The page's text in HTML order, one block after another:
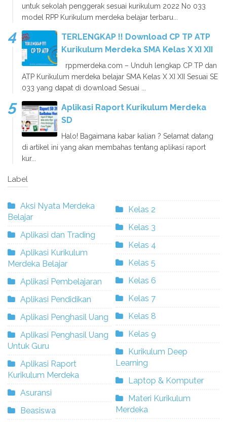
untuk sekolah penggerak sesuai kurikulum 2022 No 033
model RPP Kurikulum merdeka belajar terbaru...
TERLENGKAP !! Download CP TP ATP
Kurikulum Merdeka SMA Kelas X XI XII
rppmerdeka.com – Unduh lengkap CP TP dan
ATP Kurikulum merdeka belajar SMA Kelas X XI XII Sesuai SE
033 yang dapat di download Sesuai ...
Aplikasi Raport Kurikulum Merdeka
SD
Halo! Bagaimana kabar kalian ? Selamat datang
di artikel ini yang akan membahas tentang aplikasi raport
kur...
Label
Aksi Nyata Merdeka
Belajar
Aplikasi dan Trading
Aplikasi Kurikulum
Merdeka Belajar
Aplikasi Pembelajaran
Aplikasi Pendidikan
Aplikasi Penghasil Uang
Aplikasi Penghasil Uang
Untuk Guru
Aplikasi Raport
Kurikulum Merdeka
Asuransi
Beasiswa
Kelas 2
Kelas 3
Kelas 4
Kelas 5
Kelas 6
Kelas 7
Kelas 8
Kelas 9
Kurikulum Deep
Learning
Laptop & Komputer
Materi Kurikulum
Merdeka